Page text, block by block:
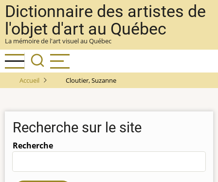
Aller
au
contenu
principal
Dictionnaire des artistes de
l'objet d'art au Québec
La mémoire de l'art visuel au Québec
Accueil Cloutier, Suzanne
Recherche sur le site
Recherche